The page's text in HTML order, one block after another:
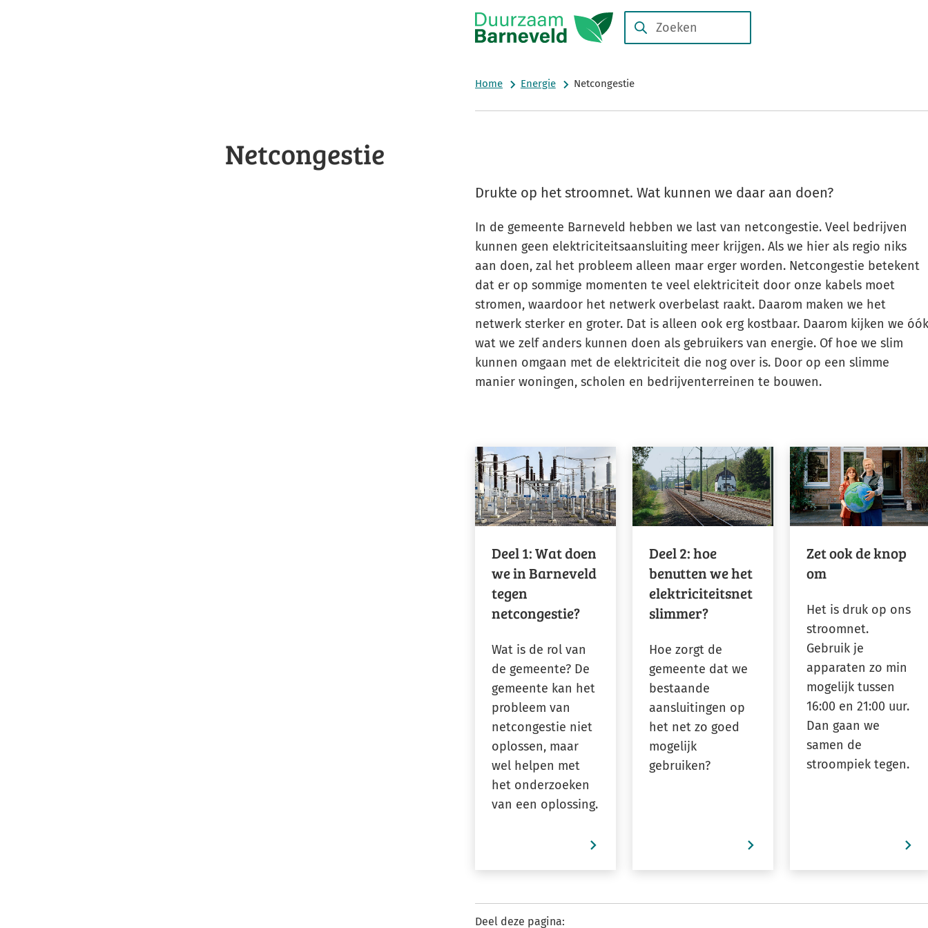
Subsidies
en
regelingen
verhalen
Zoeken
Wanneer
beschikbaar
kun
door
omhoog
en
omlaag
te
gebruiken.
Gebruik
de
enter-
toets
te
selecteren.
Home Energie Netcongestie
Netcongestie
Drukte op het stroomnet. Wat kunnen we daar aan doen?
In de gemeente Barneveld hebben we last van netcongestie. Veel bedrijven
kunnen geen elektriciteitsaansluiting meer krijgen. Als we hier als regio niks
aan doen, zal het probleem alleen maar erger worden. Netcongestie betekent
dat er op sommige momenten te veel elektriciteit door onze kabels moet
stromen, waardoor het netwerk overbelast raakt. Daarom maken we het
netwerk sterker en groter. Dat is alleen ook erg kostbaar. Daarom kijken we óók
wat we zelf anders kunnen doen als gebruikers van energie. Of hoe we slim
kunnen omgaan met de elektriciteit die nog over is. Door op een slimme
manier woningen, scholen en bedrijventerreinen te bouwen.
Deel 1: Wat doen
we in Barneveld
tegen
netcongestie?
Wat is de rol van
de gemeente? De
gemeente kan het
probleem van
netcongestie niet
oplossen, maar
wel helpen met
het onderzoeken
van een oplossing.
Deel 2: hoe
benutten we het
elektriciteitsnet
slimmer?
Hoe zorgt de
gemeente dat we
bestaande
aansluitingen op
het net zo goed
mogelijk
gebruiken?
Zet ook de knop
om
Het is druk op ons
stroomnet.
Gebruik je
apparaten zo min
mogelijk tussen
16:00 en 21:00 uur.
Dan gaan we
samen de
stroompiek tegen.
Deel deze pagina: